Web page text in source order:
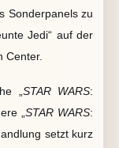
Sonderpanels zu
Jedi“ auf der
Center.
„ STAR WARS:
„STAR WARS:
setzt kurz